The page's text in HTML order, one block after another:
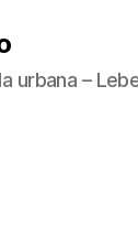
urbana –